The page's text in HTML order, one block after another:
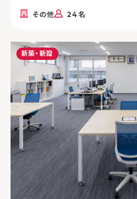
その他 24名
新築・新設